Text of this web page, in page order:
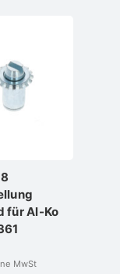
für Al-Ko
MwSt